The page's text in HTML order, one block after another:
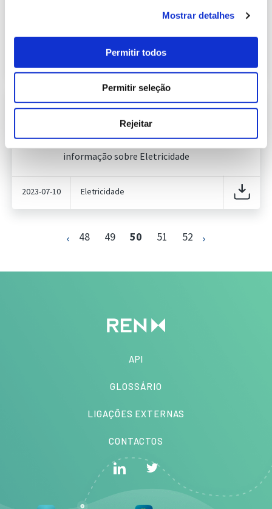
Mostrar detalhes
Permitir todos
Permitir seleção
Rejeitar
informação sobre Eletricidade
Eletricidade
Informação Semanal do Sistema
Publicação com periodicidade semanal, com
informação sobre Eletricidade
2023-07-10 Eletricidade
48 49 50 51 52
API
GLOSSÁRIO
LIGAÇÕES EXTERNAS
CONTACTOS